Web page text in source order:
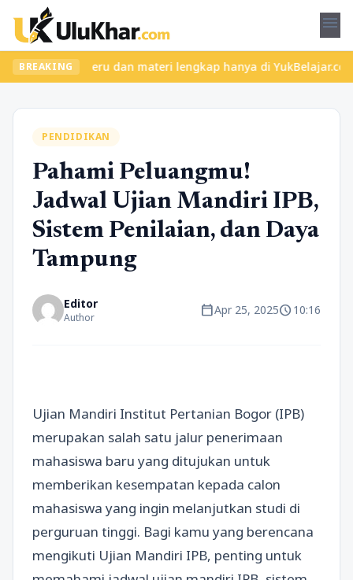
menu
BREAKING
kelas seru dan materi lengkap hanya di YukBelajar.com.
PENDIDIKAN
Pahami Peluangmu!
Jadwal Ujian Mandiri IPB,
Sistem Penilaian, dan Daya
Tampung
Editor
Author calendar_todayApr 25, 2025schedule10:16
Ujian Mandiri Institut Pertanian Bogor (IPB)
merupakan salah satu jalur penerimaan
mahasiswa baru yang ditujukan untuk
memberikan kesempatan kepada calon
mahasiswa yang ingin melanjutkan studi di
perguruan tinggi. Bagi kamu yang berencana
mengikuti Ujian Mandiri IPB, penting untuk